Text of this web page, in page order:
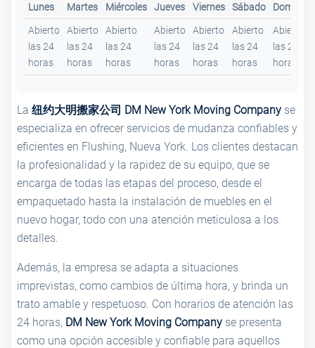
Lunes Martes Miércoles Jueves Viernes Sábado Domingo
Abierto
las 24
horas
Abierto
las 24
horas
Abierto
las 24
horas
Abierto
las 24
horas
Abierto
las 24
horas
Abierto
las 24
horas
Abierto
las 24
horas
La 纽约大明搬家公司 DM New York Moving Company se
especializa en ofrecer servicios de mudanza confiables y
eficientes en Flushing, Nueva York. Los clientes destacan
la profesionalidad y la rapidez de su equipo, que se
encarga de todas las etapas del proceso, desde el
empaquetado hasta la instalación de muebles en el
nuevo hogar, todo con una atención meticulosa a los
detalles.
Además, la empresa se adapta a situaciones
imprevistas, como cambios de última hora, y brinda un
trato amable y respetuoso. Con horarios de atención las
24 horas, DM New York Moving Company se presenta
como una opción accesible y confiable para aquellos